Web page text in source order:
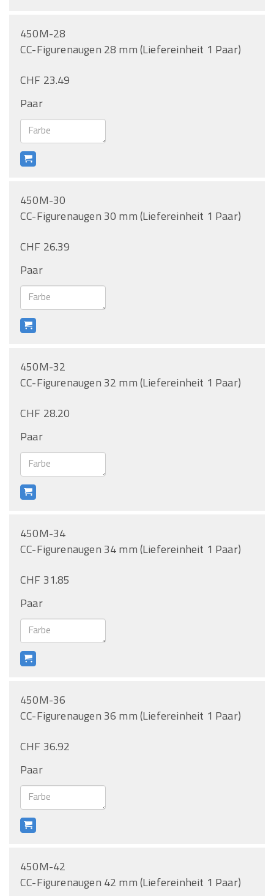
450M-28
CC-Figurenaugen 28 mm (Liefereinheit 1 Paar)
CHF 23.49
Paar
450M-30
CC-Figurenaugen 30 mm (Liefereinheit 1 Paar)
CHF 26.39
Paar
450M-32
CC-Figurenaugen 32 mm (Liefereinheit 1 Paar)
CHF 28.20
Paar
450M-34
CC-Figurenaugen 34 mm (Liefereinheit 1 Paar)
CHF 31.85
Paar
450M-36
CC-Figurenaugen 36 mm (Liefereinheit 1 Paar)
CHF 36.92
Paar
450M-42
CC-Figurenaugen 42 mm (Liefereinheit 1 Paar)